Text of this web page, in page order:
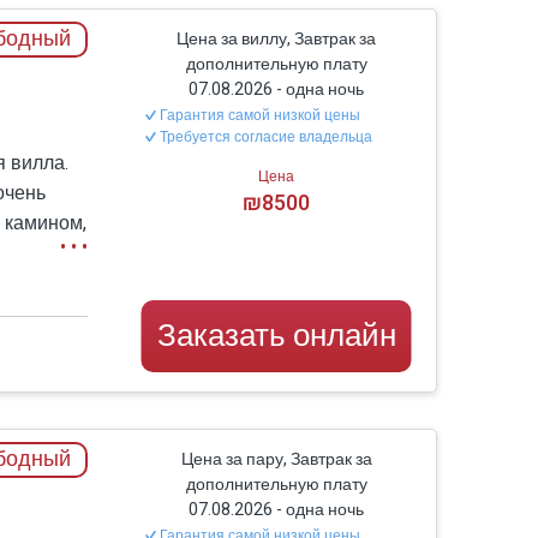
смарт-телевизорами и
бытовую технику, большую
фильмов и каналов YES
стол, кухню для обслуживания и
двор, где вы найдете все
вилла.
дворе
Цена за виллу, Завтрак за
дополнительную плату
07.08.2026 -одна ночь
Гарантия самой низкой цены
Требуется согласие владельца
Цена
₪8500
Заказать онлайн
Цена за пару, Завтрак за
дополнительную плату
07.08.2026 -одна ночь